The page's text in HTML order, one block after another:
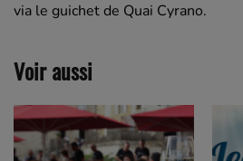
via le guichet de Quai Cyrano.
Voir aussi